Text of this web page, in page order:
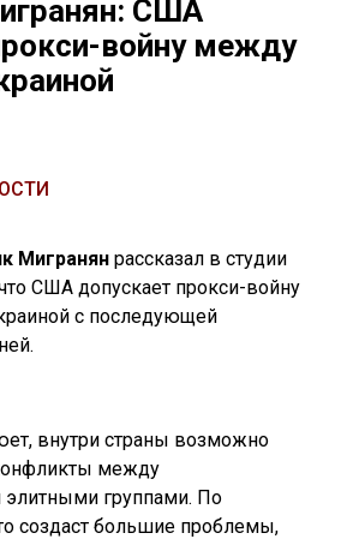
США
войну между
Мигранян рассказал в студии
США допускает прокси-войну
с последующей
внутри страны возможно
между
группами. По
создаст большие проблемы,